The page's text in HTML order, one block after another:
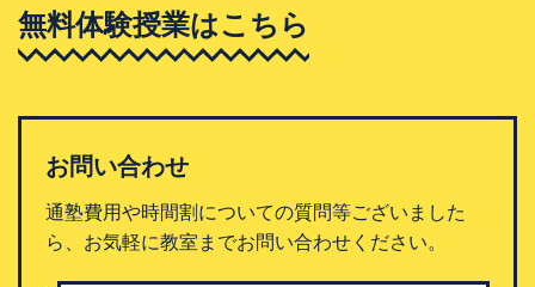
無料体験授業はこちら
お問い合わせ
通塾費用や時間割についての質問等ございました
ら、お気軽に教室までお問い合わせください。